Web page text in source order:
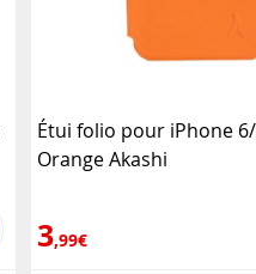
Étui folio pour iPhone
Orange Akashi
3,99€